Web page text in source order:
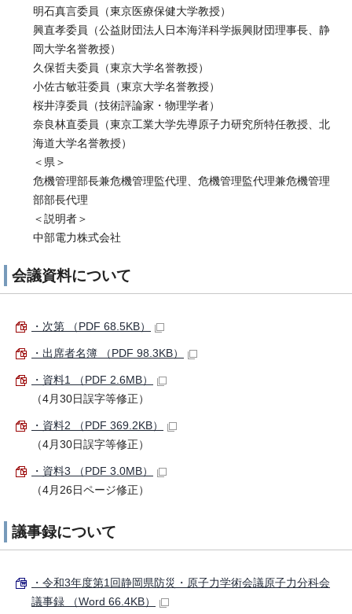
明石真言委員（東京医療保健大学教授）
興直孝委員（公益財団法人日本海洋科学振興財団理事長、静
岡大学名誉教授）
久保哲夫委員（東京大学名誉教授）
小佐古敏荘委員（東京大学名誉教授）
桜井淳委員（技術評論家・物理学者）
奈良林直委員（東京工業大学先導原子力研究所特任教授、北
海道大学名誉教授）
＜県＞
危機管理部長兼危機管理監代理、危機管理監代理兼危機管理
部部長代理
＜説明者＞
中部電力株式会社
会議資料について
・次第 （PDF 68.5KB）
・出席者名簿 （PDF 98.3KB）
・資料1 （PDF 2.6MB）
（4月30日誤字等修正）
・資料2 （PDF 369.2KB）
（4月30日誤字等修正）
・資料3 （PDF 3.0MB）
（4月26日ページ修正）
議事録について
・令和3年度第1回静岡県防災・原子力学術会議原子力分科会
議事録 （Word 66.4KB）